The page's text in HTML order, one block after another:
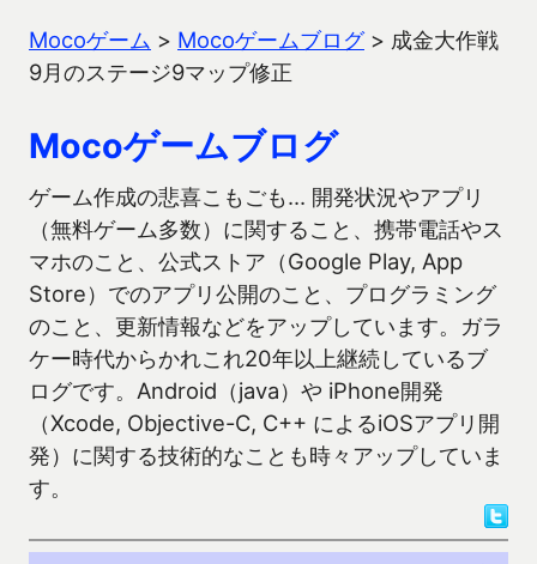
Mocoゲーム > Mocoゲームブログ> 成金大作戦
9月のステージ9マップ修正
Mocoゲームブログ
ゲーム作成の悲喜こもごも… 開発状況やアプリ
（無料ゲーム多数）に関すること、携帯電話やス
マホのこと、公式ストア（Google Play, App
Store）でのアプリ公開のこと、プログラミング
のこと、更新情報などをアップしています。ガラ
ケー時代からかれこれ20年以上継続しているブ
ログです。Android（java）や iPhone開発
（Xcode, Objective-C, C++ によるiOSアプリ開
発）に関する技術的なことも時々アップしていま
す。